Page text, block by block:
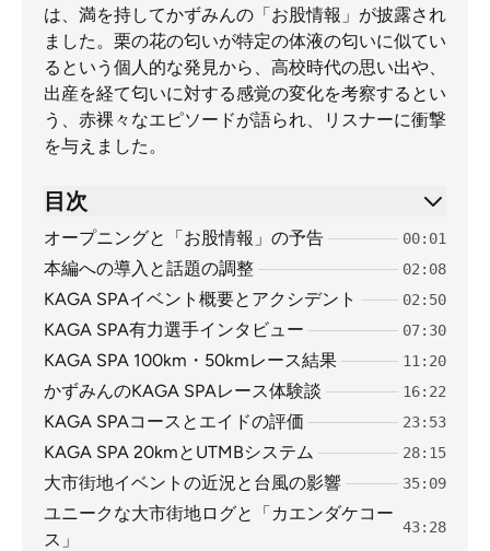
は、満を持してかずみんの「お股情報」が披露され
ました。栗の花の匂いが特定の体液の匂いに似てい
るという個人的な発見から、高校時代の思い出や、
出産を経て匂いに対する感覚の変化を考察するとい
う、赤裸々なエピソードが語られ、リスナーに衝撃
を与えました。
目次
オープニングと「お股情報」の予告 00:01
本編への導入と話題の調整 02:08
KAGA SPAイベント概要とアクシデント 02:50
KAGA SPA有力選手インタビュー 07:30
KAGA SPA 100km・50kmレース結果 11:20
かずみんのKAGA SPAレース体験談 16:22
KAGA SPAコースとエイドの評価 23:53
KAGA SPA 20kmとUTMBシステム 28:15
大市街地イベントの近況と台風の影響 35:09
ユニークな大市街地ログと「カエンダケコー
ス」
43:28